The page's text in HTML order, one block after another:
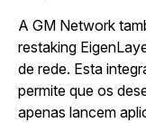
A GM Network
restaking
de rede. Esta
permite que os
apenas lancem